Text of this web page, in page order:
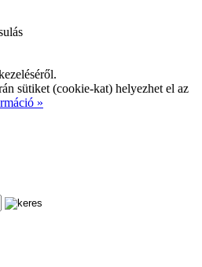
sütiket (cookie-kat) helyezhet el az
»